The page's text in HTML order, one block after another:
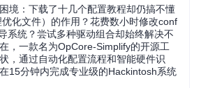
境：下载了十几个配置教程却仍搞不懂
化文件）的作用？花费数小时修改conf
系统？尝试多种驱动组合却始终解决不
，一款名为OpCore-Simplify的开源工
，通过自动化配置流程和智能硬件识
15分钟内完成专业级的Hackintosh系统